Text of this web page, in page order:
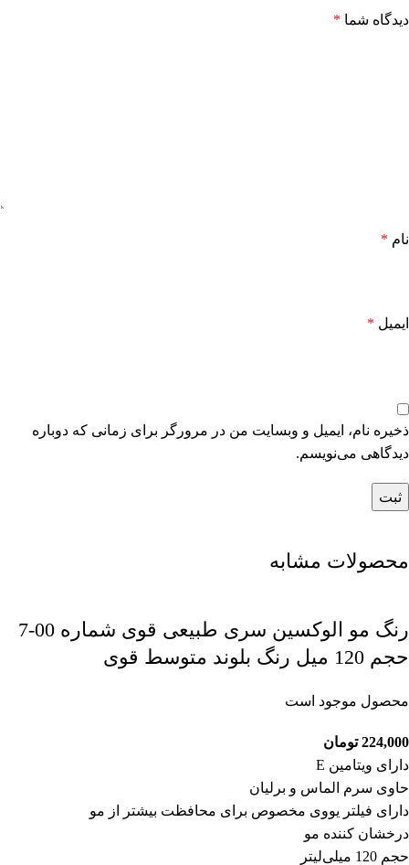
دیدگاه شما *
نام *
ایمیل *
ذخیره نام، ایمیل و وبسایت من در مرورگر برای زمانی که دوباره
دیدگاهی می‌نویسم.
محصولات مشابه
رنگ مو الوکسین سری طبیعی قوی شماره 00-7
حجم 120 میل رنگ بلوند متوسط قوی
محصول موجود است
224,000 تومان
دارای ویتامین E
حاوی سرم الماس و برلیان
دارای فیلتر یووی مخصوص برای محافظت بیشتر از مو
درخشان کننده مو
حجم 120 میلی‌لیتر